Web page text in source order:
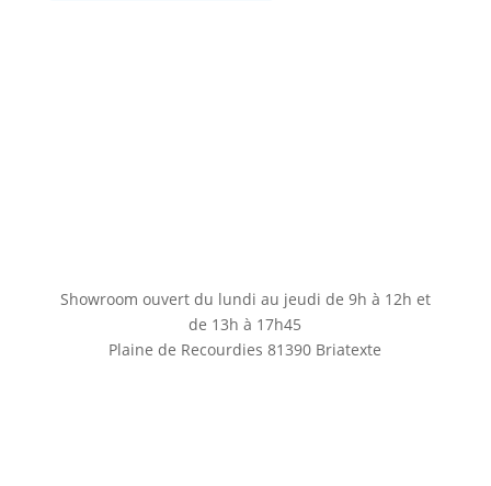
Showroom ouvert du lundi au jeudi de 9h à 12h et
de 13h à 17h45
Plaine de Recourdies81390 Briatexte